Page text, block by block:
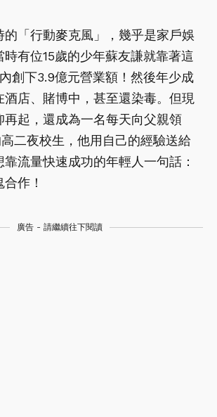
的「行動麥克風」，幾乎是家戶娛
有位15歲的少年蘇友謙就靠著這
創下3.9億元營業額！然後年少成
酒店、賭博中，甚至還染毒。但現
再起，還成為一名每天向父親領
二夜校生，他用自己的經驗送給
流量快速成功的年輕人一句話：
作！
廣告 - 請繼續往下閱讀